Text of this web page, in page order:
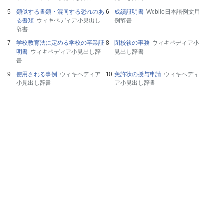
類似する書類・混同する恐れのあ
る書類 ウィキペディア小見出し
辞書
成績証明書 Weblio日本語例文用
例辞書
学校教育法に定める学校の卒業証
明書 ウィキペディア小見出し辞
書
閉校後の事務 ウィキペディア小
見出し辞書
使用される事例 ウィキペディア
小見出し辞書
免許状の授与申請 ウィキペディ
ア小見出し辞書